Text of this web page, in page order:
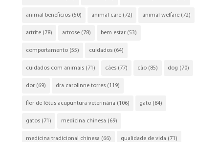
animal beneficios(50) animal care(72) animal welfare(72)
artrite(78) artrose(78) bem estar(53)
comportamento(55) cuidados(64)
cuidados com animais(71) cães(77) cão(85) dog (70)
dor(69) dra carolinne torres(119)
flor de lótus acupuntura veterinária (106) gato(84)
gatos(71) medicina chinesa (69)
medicina tradicional chinesa (66) qualidade de vida (71)